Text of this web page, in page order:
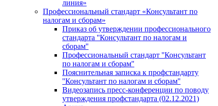
линия»
Профессиональный стандарт «Консультант по
налогам и сборам»
Приказ об утверждении профессионального
стандарта ''Консультант по налогам и
сборам''
Профессиональный стандарт ''Консультант
по налогам и сборам''
Пояснительная записка к профстандарту
''Консультант по налогам и сборам''
Видеозапись пресс-конференции по поводу
утверждения профстандарта (02.12.2021)